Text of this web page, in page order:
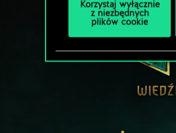
Korzystaj wyłącznie
z niezbędnych
plików cookie